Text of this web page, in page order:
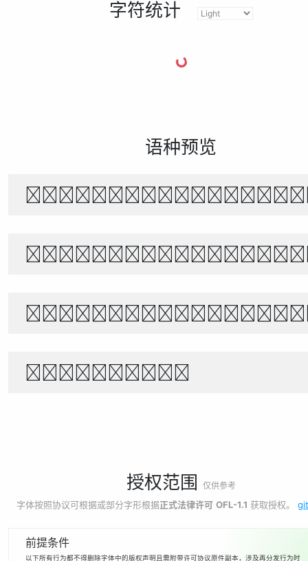
字符统计
语种预览
The quick brown
Белый снег тихо
Θέλει αρετή και
1234567890
授权范围 仅供参考
字体按照协议可根据或部分字形根据正式法律许可 OFL-1.1 获取授权。
前提条件
以下所有行为都不得删除字体中的版权声明且需附带许可协议原件副本，涉及再分发行为时